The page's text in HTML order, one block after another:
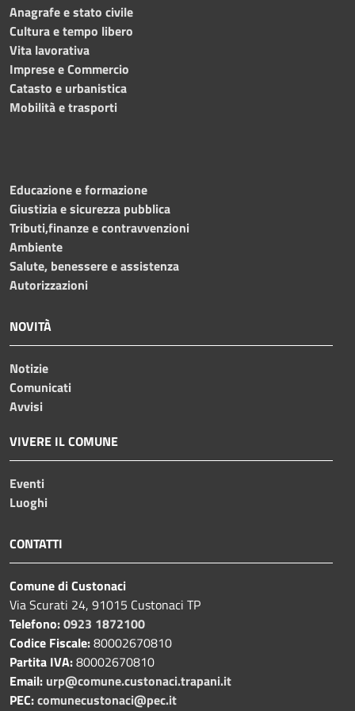
Anagrafe e stato civile
Cultura e tempo libero
Vita lavorativa
Imprese e Commercio
Catasto e urbanistica
Mobilità e trasporti
Educazione e formazione
Giustizia e sicurezza pubblica
Tributi,finanze e contravvenzioni
Ambiente
Salute, benessere e assistenza
Autorizzazioni
NOVITÀ
Notizie
Comunicati
Avvisi
VIVERE IL COMUNE
Eventi
Luoghi
CONTATTI
Comune di Custonaci
Via Scurati 24, 91015 Custonaci TP
Telefono:0923 1872100
Codice Fiscale:80002670810
Partita IVA:80002670810
Email: urp@comune.custonaci.trapani.it
PEC:comunecustonaci@pec.it